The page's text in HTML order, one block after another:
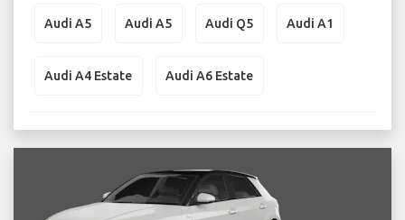
Audi A5 Audi A5 Audi Q5 Audi A1
Audi A4 Estate Audi A6 Estate